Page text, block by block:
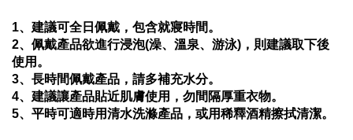
1、建議可全日佩戴，包含就寢時間。
2、佩戴產品欲進行浸泡(澡、溫泉、游泳)，則建議取下後
使用。
3、長時間佩戴產品，請多補充水分。
4、建議讓產品貼近肌膚使用，勿間隔厚重衣物。
5、平時可適時用清水洗滌產品，或用稀釋酒精擦拭清潔。